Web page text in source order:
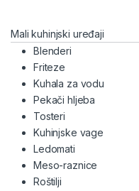
Mali kuhinjski uređaji
Blenderi
Friteze
Kuhala za vodu
Pekači hljeba
Tosteri
Kuhinjske vage
Ledomati
Meso-raznice
Roštilji